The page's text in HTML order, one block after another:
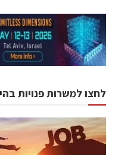
לחצו למשרות פנויות